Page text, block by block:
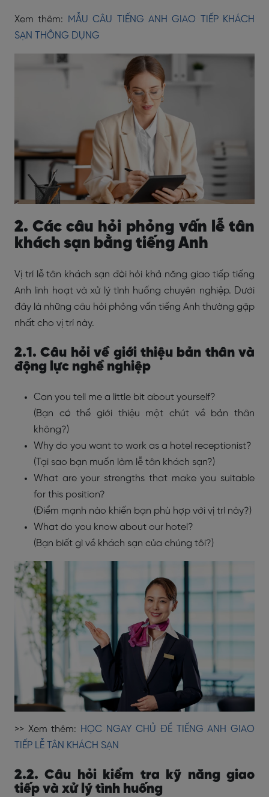
Xem thêm:
MẪU CÂU TIẾNG ANH GIAO TIẾP KHÁCH
SẠN THÔNG DỤNG
2. Các câu hỏi phỏng vấn lễ tân
khách sạn bằng tiếng Anh
Vị trí lễ tân khách sạn đòi hỏi khả năng giao tiếp tiếng
Anh linh hoạt và xử lý tình huống chuyên nghiệp. Dưới
đây là những câu hỏi phỏng vấn tiếng Anh thường gặp
nhất cho vị trí này.
2.1. Câu hỏi về giới thiệu bản thân và
động lực nghề nghiệp
Can you tell me a little bit about yourself?
(Bạn có thể giới thiệu một chút về bản thân
không?)
Why do you want to work as a hotel receptionist?
(Tại sao bạn muốn làm lễ tân khách sạn?)
What are your strengths that make you suitable
for this position?
(Điểm mạnh nào khiến bạn phù hợp với vị trí này?)
What do you know about our hotel?
(Bạn biết gì về khách sạn của chúng tôi?)
>> Xem thêm: HỌC NGAY CHỦ ĐỀ TIẾNG ANH GIAO
TIẾP LỄ TÂN KHÁCH SẠN
2.2. Câu hỏi kiểm tra kỹ năng giao
tiếp và xử lý tình huống